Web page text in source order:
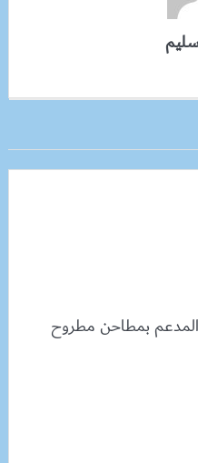
المدعم بمطاحن مطروح